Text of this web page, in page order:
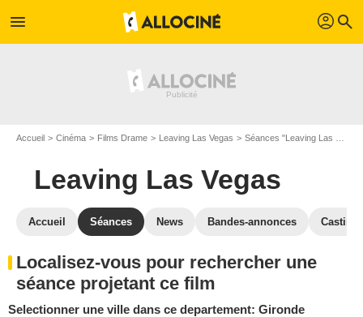
menu profil search
Accueil Cinéma Films Drame Leaving Las Vegas Séances "Leaving Las Vegas"
Leaving Las Vegas
Accueil Séances News Bandes-annonces Casting
Localisez-vous pour rechercher une
séance projetant ce film
Selectionner une ville dans ce departement: Gironde